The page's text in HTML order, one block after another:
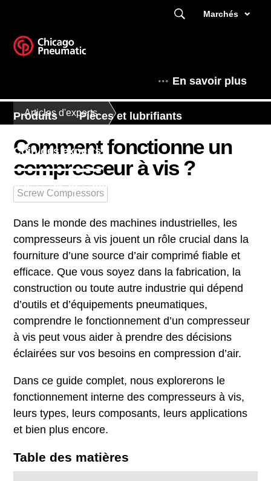
Marchés
En savoir plus
Produits Pièces et lubrifiants
Coin des experts
Voici Chicago Pneumatic
Articles d'experts
Comment fonctionne un
compresseur à vis ?
Screw Compressors
Dans le monde des machines industrielles, les
compresseurs à vis jouent un rôle crucial dans la
fourniture d’une source d’air comprimé fiable et
efficace. Que vous soyez dans la fabrication, la
construction ou toute autre industrie qui dépend
d’outils et d’équipements pneumatiques,
comprendre le fonctionnement d’un compresseur
à vis peut vous aider à prendre des décisions
éclairées sur vos besoins en compression d’air.
Dans ce guide complet, nous explorerons le
fonctionnement interne des compresseurs à vis,
leurs types, leurs composants, leurs applications
et bien plus encore.
Table des matières